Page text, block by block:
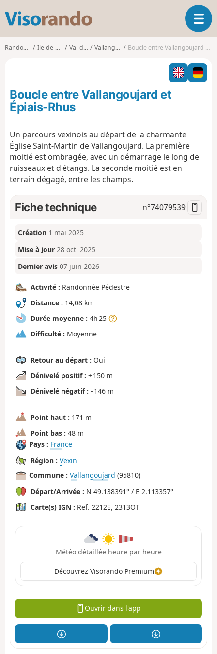
s
o
o
O
u
i
r
l
a
n
Randonnées Ile-de-France Val-d'Oise Vallangoujard Boucle entre Vallangoujard et Épiais-Rhus
Boucle entre Vallangoujard et
Épiais-Rhus
Un parcours vexinois au départ de la charmante
Église Saint-Martin de Vallangoujard. La première
moitié est ombragée, avec un démarrage le long de
ruisseaux et d'étangs. La seconde moitié est en
terrain dégagé, entre les champs.
Fiche technique n°74079539
Création 1 mai 2025
Mise à jour 28 oct. 2025
Dernier avis 07 juin 2026
Activité : Randonnée Pédestre
Distance : 14,08 km
Durée moyenne : 4h 25
Difficulté : Moyenne
Retour au départ : Oui
Dénivelé positif : + 150 m
Dénivelé négatif : - 146 m
Point haut : 171 m
Point bas : 48 m
Pays : France
Région : Vexin
Commune : Vallangoujard (95810)
Départ/Arrivée : N 49.138391° / E 2.113357°
Carte(s) IGN : Ref. 2212E, 2313OT
Météo détaillée heure par heure
Découvrez Visorando Premium
Ouvrir dans l'app